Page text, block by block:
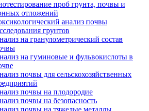
проб грунта, почвы и
отложений
анализ почвы
грунтов
на гранулометрический состав
на гуминовые и фульвокислоты в
почвы для сельскохозяйственных
почвы на плодородие
почвы на безопасность
почвы на тяжелые металлы